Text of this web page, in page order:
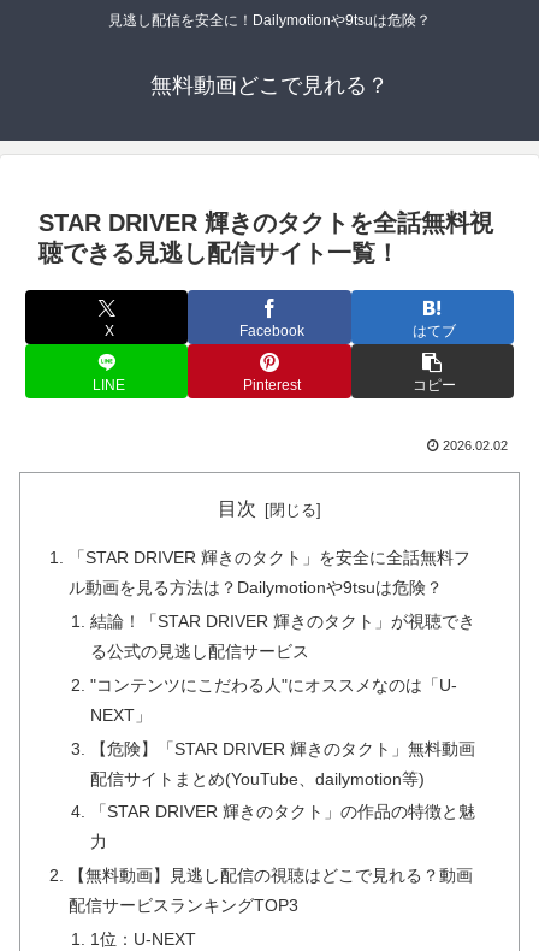
見逃し配信を安全に！Dailymotionや9tsuは危険？
無料動画どこで見れる？
STAR DRIVER 輝きのタクトを全話無料視
聴できる見逃し配信サイト一覧！
X Facebook はてブ
LINE Pinterest コピー
2026.02.02
目次
「STAR DRIVER 輝きのタクト」を安全に全話無料フ
ル動画を見る方法は？Dailymotionや9tsuは危険？
結論！「STAR DRIVER 輝きのタクト」が視聴でき
る公式の見逃し配信サービス
"コンテンツにこだわる人"にオススメなのは「U-
NEXT」
【危険】「STAR DRIVER 輝きのタクト」無料動画
配信サイトまとめ(YouTube、dailymotion等)
「STAR DRIVER 輝きのタクト」の作品の特徴と魅
力
【無料動画】見逃し配信の視聴はどこで見れる？動画
配信サービスランキングTOP3
1位：U-NEXT